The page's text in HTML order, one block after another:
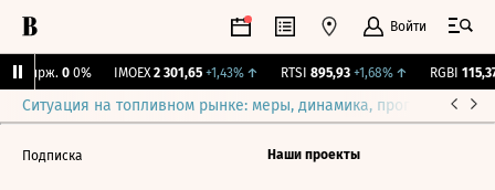
Войти
Бирж. 0 0% IMOEX 2 301,65 +1,43%↑ RTSI 895,93 +1,68%↑ RGBI 115,37
Ситуация на топливном рынке: меры, динамика, прогнозы
Подписка Наши проекты